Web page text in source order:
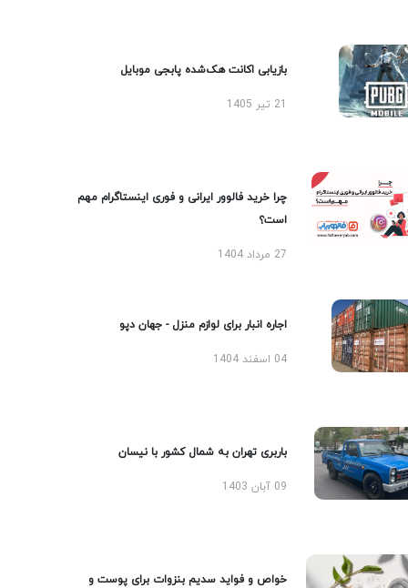
بازیابی اکانت هک‌شده پابجی موبایل
چرا خرید فالوور ایرانی و فوری اینستاگرام مهم
است؟
27 مرداد 1404
اجاره انبار برای لوازم منزل - جهان دپو
04 اسفند 1404
باربری تهران به شمال کشور با نیسان
09 آبان 1403
خواص و فواید سدیم بنزوات برای پوست و